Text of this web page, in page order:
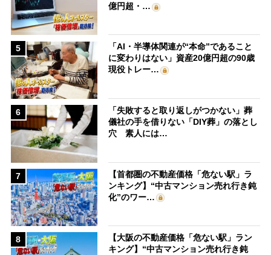
億円超・…
5
「AI・半導体関連が“本命”であること
に変わりはない」資産20億円超の90歳
現役トレー…
6
「失敗すると取り返しがつかない」葬
儀社の手を借りない「DIY葬」の落とし
穴 素人には…
7
【首都圏の不動産価格「危ない駅」ラ
ンキング】“中古マンション売れ行き鈍
化”のワー…
8
【大阪の不動産価格「危ない駅」ラン
キング】“中古マンション売れ行き鈍